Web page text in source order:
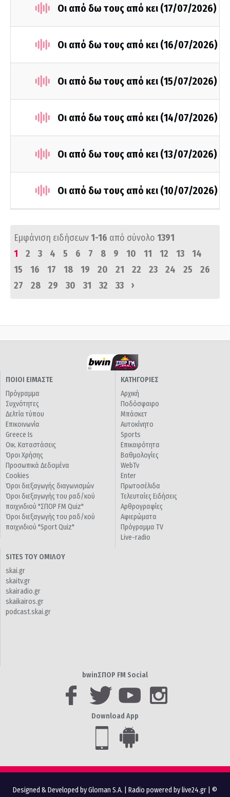
Οι από δω τους από κει (17/07/2026)
Οι από δω τους από κει (16/07/2026)
Οι από δω τους από κει (15/07/2026)
Οι από δω τους από κει (14/07/2026)
Οι από δω τους από κει (13/07/2026)
Οι από δω τους από κει (10/07/2026)
Εμφάνιση ειδήσεων1-16 από σύνολο 1391
1
2 3 4 5 6 7 8 9 10 11 12 13
14
15
16 17 18 19 20 21 22 23 24 25
26
27
28 29 30 31 32 33 ›
ΠΟΙΟΙ ΕΙΜΑΣΤΕ
Πρόγραμμα
Συχνότητες
Δελτία τύπου
Επικοινωνία
Greece Is
Οικ. Καταστάσεις
Όροι Χρήσης
Προσωπικά Δεδομένα
Cookies
Όροι διεξαγωγής διαγωνισμών
Όροι διεξαγωγής του ραδ/κού
παιχνιδιού "ΣΠΟΡ FM Quiz"
Όροι διεξαγωγής του ραδ/κού
παιχνιδιού "Sport Quiz"
ΚΑΤΗΓΟΡΙΕΣ
Αρχική
Ποδόσφαιρο
Μπάσκετ
Αυτοκίνητο
Sports
Επικαιρότητα
Βαθμολογίες
WebTv
Enter
Πρωτοσέλιδα
Τελευταίες Ειδήσεις
Αρθρογραφίες
Αφιερώματα
Πρόγραμμα TV
Live-radio
SITES ΤΟΥ ΟΜΙΛΟΥ
skai.gr
skaitv.gr
skairadio.gr
skaikairos.gr
podcast.skai.gr
bwinΣΠΟΡ FM Social
Download App
Designed & Developed by Gloman S.A. Radio powered by live24.gr | ©